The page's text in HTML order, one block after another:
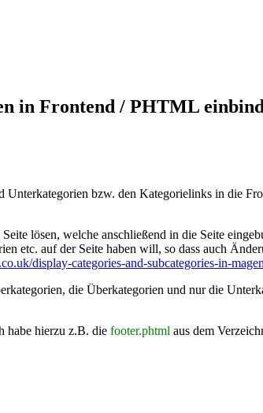
in Frontend / PHTML
bzw. den Kategorielinks in die
lösen, welche anschließend in die Seite
etc. auf der Seite haben will, so dass auch
display-categories-and-subcategories-in-
die Überkategorien und nur die
habe hierzu z.B. die footer.phtml aus dem